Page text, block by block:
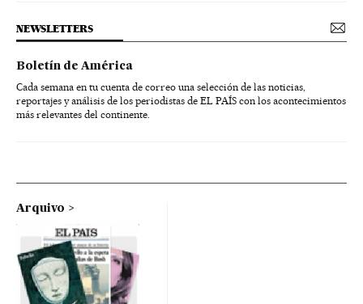
NEWSLETTERS
Boletín de América
Cada semana en tu cuenta de correo una selección de las noticias,
reportajes y análisis de los periodistas de EL PAÍS con los acontecimientos
más relevantes del continente.
Arquivo